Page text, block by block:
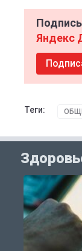
Яндекс
Теги: